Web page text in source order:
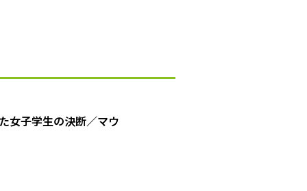
女子学生の決断／マウ